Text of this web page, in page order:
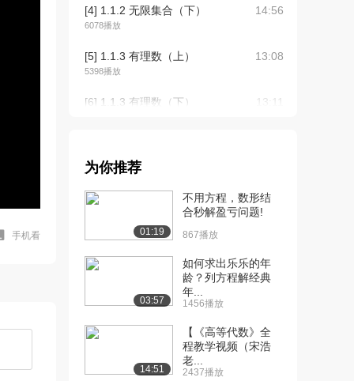
手机看
[4] 1.1.2 无限集合（下）
6078播放
14:56
[5] 1.1.3 有理数（上）
5398播放
13:08
[6] 1.1.3 有理数（下） 13:11
4935播放
[8] 1.1.4 实数（中） 17:15
[9] 1.1.4 实数（下）
3310播放
[10] 1.1.5 十进制小数
（上）
07:35
[11] 1.1.5 十进制小数
07:38
为你推荐
01:19
不用方程，数形结
合秒解盈亏问题!
867播放
03:57
如何求出乐乐的年
龄？列方程解经典
年...
1456播放
14:51
【《高等代数》全
程教学视频（宋浩
老...
2437播放